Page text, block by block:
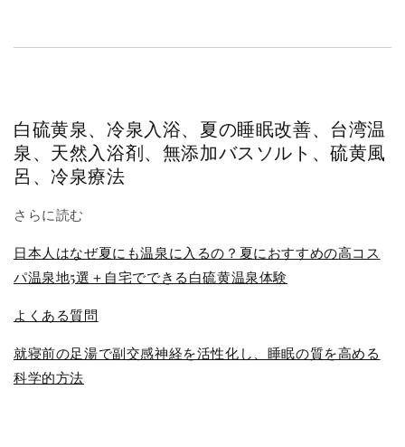
白硫黄泉、冷泉入浴、夏の睡眠改善、台湾温
泉、天然入浴剤、無添加バスソルト、硫黄風
呂、冷泉療法
さらに読む
日本人はなぜ夏にも温泉に入るの？夏におすすめの高コス
パ温泉地5選＋自宅でできる白硫黄温泉体験
よくある質問
就寝前の足湯で副交感神経を活性化し、睡眠の質を高める
科学的方法